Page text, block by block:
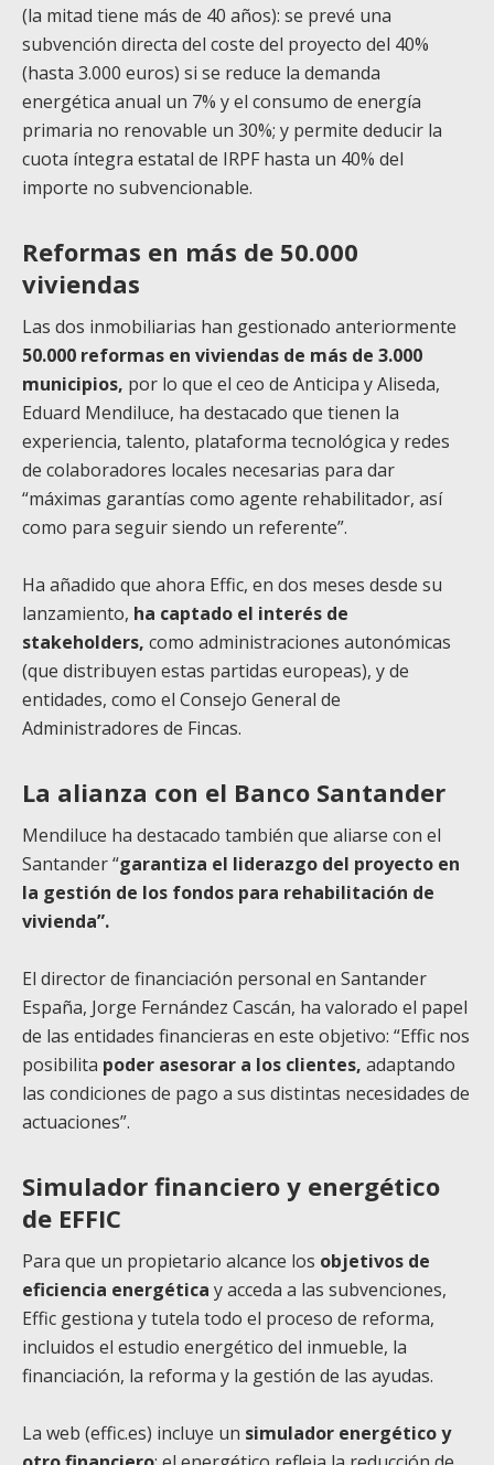
(la mitad tiene más de 40 años): se prevé una
subvención directa del coste del proyecto del 40%
(hasta 3.000 euros) si se reduce la demanda
energética anual un 7% y el consumo de energía
primaria no renovable un 30%; y permite deducir la
cuota íntegra estatal de IRPF hasta un 40% del
importe no subvencionable.
Reformas en más de 50.000
viviendas
Las dos inmobiliarias han gestionado anteriormente
50.000 reformas en viviendas de más de 3.000
municipios, por lo que el ceo de Anticipa y Aliseda,
Eduard Mendiluce, ha destacado que tienen la
experiencia, talento, plataforma tecnológica y redes
de colaboradores locales necesarias para dar
“máximas garantías como agente rehabilitador, así
como para seguir siendo un referente”.
Ha añadido que ahora Effic, en dos meses desde su
lanzamiento, ha captado el interés de
stakeholders, como administraciones autonómicas
(que distribuyen estas partidas europeas), y de
entidades, como el Consejo General de
Administradores de Fincas.
La alianza con el Banco Santander
Mendiluce ha destacado también que aliarse con el
Santander “garantiza el liderazgo del proyecto en
la gestión de los fondos para rehabilitación de
vivienda”.
El director de financiación personal en Santander
España, Jorge Fernández Cascán, ha valorado el papel
de las entidades financieras en este objetivo: “Effic nos
posibilita poder asesorar a los clientes, adaptando
las condiciones de pago a sus distintas necesidades de
actuaciones”.
Simulador financiero y energético
de EFFIC
Para que un propietario alcance los objetivos de
eficiencia energética y acceda a las subvenciones,
Effic gestiona y tutela todo el proceso de reforma,
incluidos el estudio energético del inmueble, la
financiación, la reforma y la gestión de las ayudas.
La web (effic.es) incluye un simulador energético y